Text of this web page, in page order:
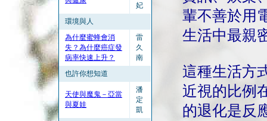
妃
環境與人
為什麼蜜蜂會消
失？為什麼癌症發
病率快速上升？
雷
久
南
也許你想知道
天使與魔鬼－亞當
與夏娃
潘
定
凱
輩不善於用
生活中最親
這種生活方
近視的比例
的退化是反